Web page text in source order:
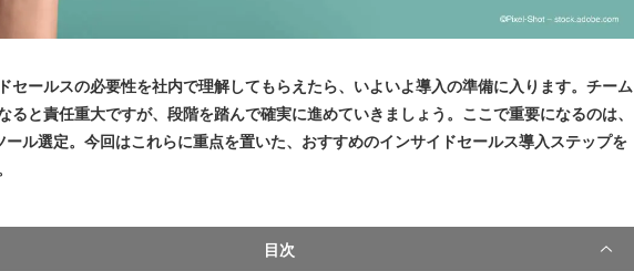
セールスの必要性を社内で理解してもらえたら、いよいよ導入の準備に入ります。チーム
ると責任重大ですが、段階を踏んで確実に進めていきましょう。ここで重要になるのは、
ール選定。今回はこれらに重点を置いた、おすすめのインサイドセールス導入ステップを
目次